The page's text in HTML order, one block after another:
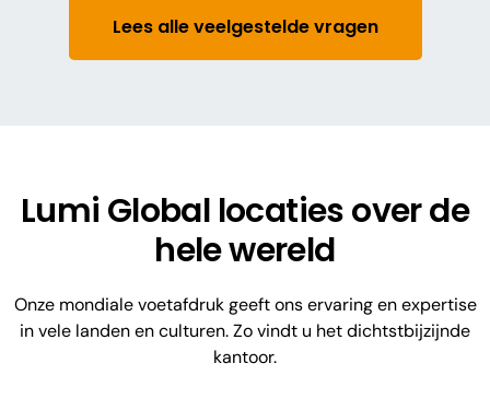
afhandelen.
en ingebouwd vraag- en antwoordbeheer, is
het Lumi Platform een ​​alles-in-één oplossing
Lees alle veelgestelde vragen
Lumi Global locaties over de
hele wereld
Onze mondiale voetafdruk geeft ons ervaring en expertise
in vele landen en culturen. Zo vindt u het dichtstbijzijnde
kantoor.